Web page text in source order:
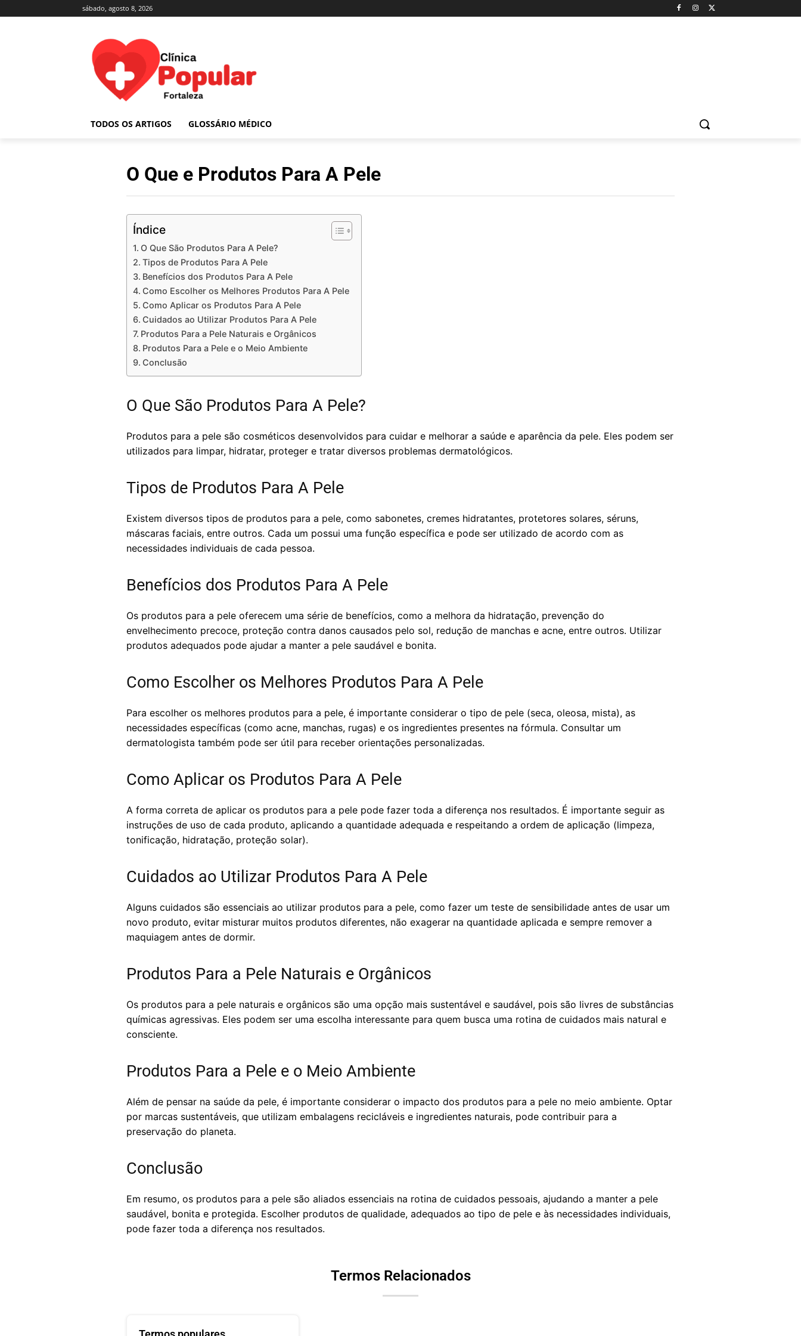
sábado, agosto 8, 2026
TODOS OS ARTIGOS GLOSSÁRIO MÉDICO
O Que e Produtos Para A Pele
Índice
O Que São Produtos Para A Pele?
Tipos de Produtos Para A Pele
Benefícios dos Produtos Para A Pele
Como Escolher os Melhores Produtos Para A Pele
Como Aplicar os Produtos Para A Pele
Cuidados ao Utilizar Produtos Para A Pele
Produtos Para a Pele Naturais e Orgânicos
Produtos Para a Pele e o Meio Ambiente
Conclusão
O Que São Produtos Para A Pele?
Produtos para a pele são cosméticos desenvolvidos para cuidar e melhorar a saúde e aparência da pele. Eles podem ser
utilizados para limpar, hidratar, proteger e tratar diversos problemas dermatológicos.
Tipos de Produtos Para A Pele
Existem diversos tipos de produtos para a pele, como sabonetes, cremes hidratantes, protetores solares, séruns,
máscaras faciais, entre outros. Cada um possui uma função específica e pode ser utilizado de acordo com as
necessidades individuais de cada pessoa.
Benefícios dos Produtos Para A Pele
Os produtos para a pele oferecem uma série de benefícios, como a melhora da hidratação, prevenção do
envelhecimento precoce, proteção contra danos causados pelo sol, redução de manchas e acne, entre outros. Utilizar
produtos adequados pode ajudar a manter a pele saudável e bonita.
Como Escolher os Melhores Produtos Para A Pele
Para escolher os melhores produtos para a pele, é importante considerar o tipo de pele (seca, oleosa, mista), as
necessidades específicas (como acne, manchas, rugas) e os ingredientes presentes na fórmula. Consultar um
dermatologista também pode ser útil para receber orientações personalizadas.
Como Aplicar os Produtos Para A Pele
A forma correta de aplicar os produtos para a pele pode fazer toda a diferença nos resultados. É importante seguir as
instruções de uso de cada produto, aplicando a quantidade adequada e respeitando a ordem de aplicação (limpeza,
tonificação, hidratação, proteção solar).
Cuidados ao Utilizar Produtos Para A Pele
Alguns cuidados são essenciais ao utilizar produtos para a pele, como fazer um teste de sensibilidade antes de usar um
novo produto, evitar misturar muitos produtos diferentes, não exagerar na quantidade aplicada e sempre remover a
maquiagem antes de dormir.
Produtos Para a Pele Naturais e Orgânicos
Os produtos para a pele naturais e orgânicos são uma opção mais sustentável e saudável, pois são livres de substâncias
químicas agressivas. Eles podem ser uma escolha interessante para quem busca uma rotina de cuidados mais natural e
consciente.
Produtos Para a Pele e o Meio Ambiente
Além de pensar na saúde da pele, é importante considerar o impacto dos produtos para a pele no meio ambiente. Optar
por marcas sustentáveis, que utilizam embalagens recicláveis e ingredientes naturais, pode contribuir para a
preservação do planeta.
Conclusão
Em resumo, os produtos para a pele são aliados essenciais na rotina de cuidados pessoais, ajudando a manter a pele
saudável, bonita e protegida. Escolher produtos de qualidade, adequados ao tipo de pele e às necessidades individuais,
pode fazer toda a diferença nos resultados.
Termos Relacionados